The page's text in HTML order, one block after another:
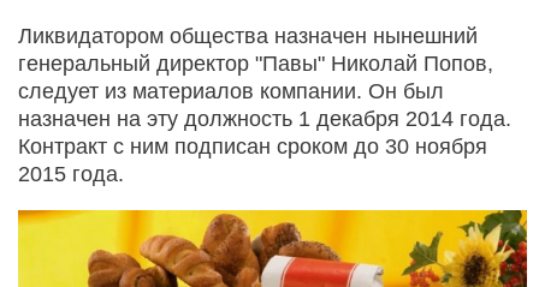
Ликвидатором общества назначен нынешний
генеральный директор "Павы" Николай Попов,
следует из материалов компании. Он был
назначен на эту должность 1 декабря 2014 года.
Контракт с ним подписан сроком до 30 ноября
2015 года.